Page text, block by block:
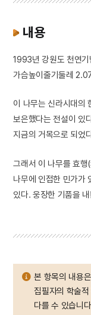
내용
1993년 강원도 천연
가슴높이줄기둘레
이 나무는 신라시대의
보은했다는 전설이 있
지금의 거목으로 되었
그래서 이 나무를 효
나무에 인접한 민가가
있다. 웅장한 기품을
본 항목의 내용
집필자의 학술
다를 수 있습니